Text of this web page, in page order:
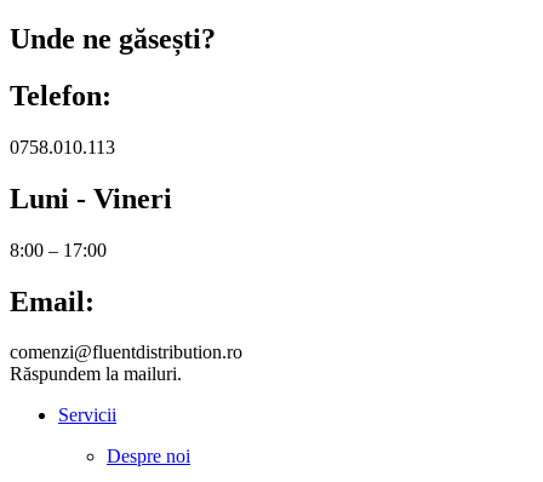
Unde ne găsești?
Telefon:
0758.010.113
Luni - Vineri
8:00 – 17:00
Email:
comenzi@fluentdistribution.ro
Răspundem la mailuri.
Servicii
Despre noi